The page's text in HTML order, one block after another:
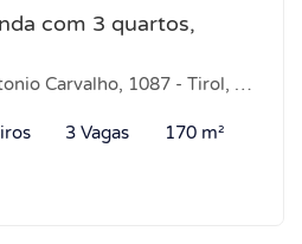
com 3 quartos,
Carvalho, 1087 - Tirol, Natal-RN
3 Vagas 170 m²